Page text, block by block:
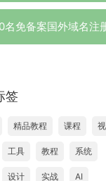
名免备案国外域名注
签
精品教程 课程
工具 教程 系统
设计 实战 AI